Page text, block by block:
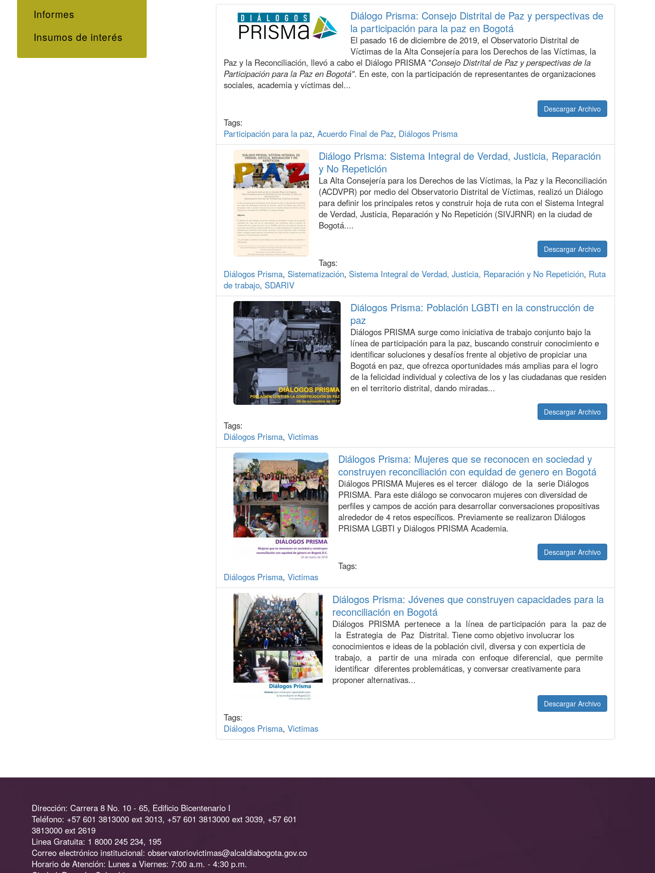
Informes
Insumos de interés
Diálogo Prisma: Consejo Distrital de Paz y perspectivas de
la participación para la paz en Bogotá
El pasado 16 de diciembre de 2019, el Observatorio Distrital de
Víctimas de la Alta Consejería para los Derechos de las Víctimas, la
Paz y la Reconciliación, llevó a cabo el Diálogo PRISMA "Consejo Distrital de Paz y perspectivas de la
Participación para la Paz en Bogotá". En este, con la participación de representantes de organizaciones
sociales, academia y víctimas del...
Descargar Archivo
Tags:
Participación para la paz,Acuerdo Final de Paz, Diálogos Prisma
Diálogo Prisma: Sistema Integral de Verdad, Justicia, Reparación
y No Repetición
La Alta Consejería para los Derechos de las Víctimas, la Paz y la Reconciliación
(ACDVPR) por medio del Observatorio Distrital de Víctimas, realizó un Diálogo
para definir los principales retos y construir hoja de ruta con el Sistema Integral
de Verdad, Justicia, Reparación y No Repetición (SIVJRNR) en la ciudad de
Bogotá....
Descargar Archivo
Tags:
Diálogos Prisma, Sistematización, Sistema Integral de Verdad, Justicia, Reparación y No Repetición, Ruta
de trabajo, SDARIV
Diálogos Prisma: Población LGBTI en la construcción de
paz
Diálogos PRISMA surge como iniciativa de trabajo conjunto bajo la
línea de participación para la paz, buscando construir conocimiento e
identificar soluciones y desafíos frente al objetivo de propiciar una
Bogotá en paz, que ofrezca oportunidades más amplias para el logro
de la felicidad individual y colectiva de los y las ciudadanas que residen
en el territorio distrital, dando miradas...
Descargar Archivo
Tags:
Diálogos Prisma,Victimas
Diálogos Prisma: Mujeres que se reconocen en sociedad y
construyen reconciliación con equidad de genero en Bogotá
Diálogos PRISMA Mujeres es el tercer diálogo de la serie Diálogos
PRISMA. Para este diálogo se convocaron mujeres con diversidad de
perfiles y campos de acción para desarrollar conversaciones propositivas
alrededor de 4 retos específicos. Previamente se realizaron Diálogos
PRISMA LGBTI y Diálogos PRISMA Academia.
Descargar Archivo
Tags:
Diálogos Prisma,Victimas
Diálogos Prisma: Jóvenes que construyen capacidades para la
reconciliación en Bogotá
Diálogos PRISMA pertenece a la línea de participación para la paz de
la Estrategia de Paz Distrital. Tiene como objetivo involucrar los
conocimientos e ideas de la población civil, diversa y con experticia de
trabajo, a partir de una mirada con enfoque diferencial, que permite
identificar diferentes problemáticas, y conversar creativamente para
proponer alternativas...
Descargar Archivo
Tags:
Diálogos Prisma,Victimas
Dirección: Carrera 8 No. 10 - 65, Edificio Bicentenario I
Teléfono: +57 601 3813000 ext 3013, +57 601 3813000 ext 3039, +57 601
3813000 ext 2619
Linea Gratuita: 1 8000 245 234, 195
Correo electrónico institucional:observatoriovictimas@alcaldiabogota.gov.co
Horario de Atención: Lunes a Viernes: 7:00 a.m. - 4:30 p.m.